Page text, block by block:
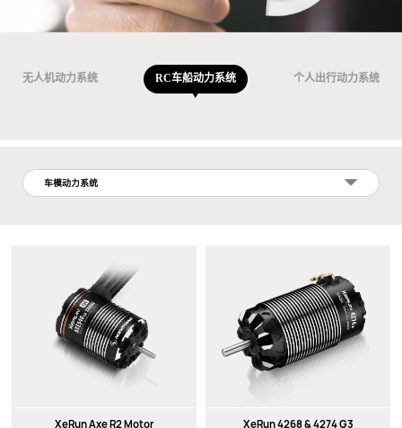
无人机动力系统 RC车船动力系统 个人出行动力系统
车模动力系统
XeRun Axe R2 Motor XeRun 4268 & 4274 G3